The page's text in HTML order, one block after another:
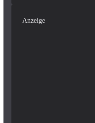
– Anzeige –